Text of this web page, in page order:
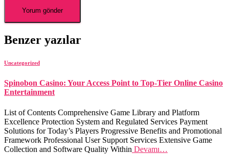
Benzer yazılar
Uncategorized
Spinobon Casino: Your Access Point to Top-Tier Online Casino
Entertainment
List of Contents Comprehensive Game Library and Platform
Excellence Protection System and Regulated Services Payment
Solutions for Today’s Players Progressive Benefits and Promotional
Framework Professional User Support Services Extensive Game
Collection and Software Quality Within Devamı…